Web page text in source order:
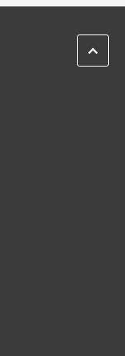
ZPĚT